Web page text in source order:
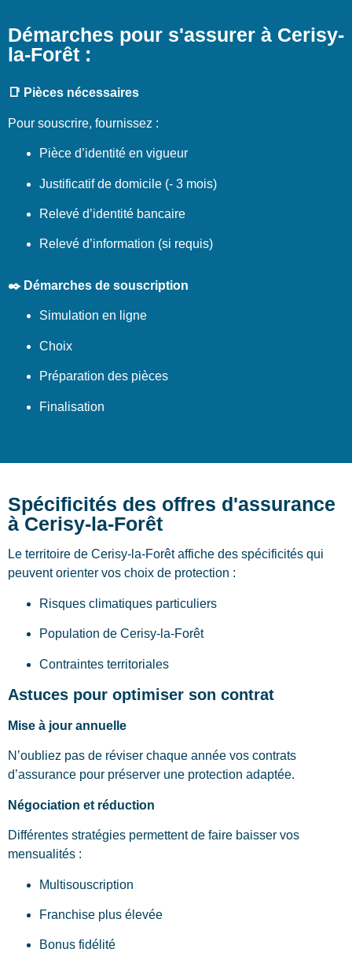
Démarches pour s'assurer à Cerisy-
la-Forêt :
📑 Pièces nécessaires
Pour souscrire, fournissez :
Pièce d’identité en vigueur
Justificatif de domicile (- 3 mois)
Relevé d’identité bancaire
Relevé d’information (si requis)
✒️ Démarches de souscription
Simulation en ligne
Choix
Préparation des pièces
Finalisation
Spécificités des offres d'assurance
à Cerisy-la-Forêt
Le territoire de Cerisy-la-Forêt affiche des spécificités qui
peuvent orienter vos choix de protection :
Risques climatiques particuliers
Population de Cerisy-la-Forêt
Contraintes territoriales
Astuces pour optimiser son contrat
Mise à jour annuelle
N’oubliez pas de réviser chaque année vos contrats
d’assurance pour préserver une protection adaptée.
Négociation et réduction
Différentes stratégies permettent de faire baisser vos
mensualités :
Multisouscription
Franchise plus élevée
Bonus fidélité